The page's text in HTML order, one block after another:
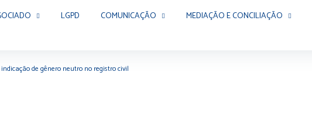
LGPD COMUNICAÇÃO MEDIAÇÃO E CONCILIAÇÃO
de gênero neutro no registro civil